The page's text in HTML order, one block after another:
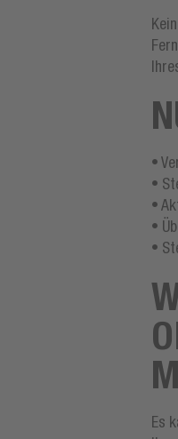
•
•
•
•
•
Es